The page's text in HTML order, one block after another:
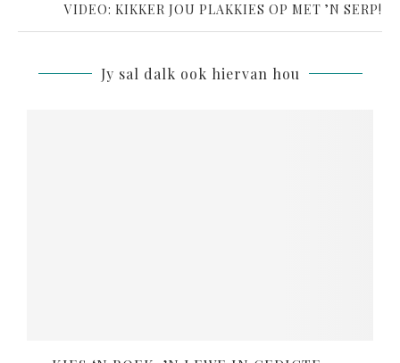
VIDEO: KIKKER JOU PLAKKIES OP MET ’N SERP!
Jy sal dalk ook hiervan hou